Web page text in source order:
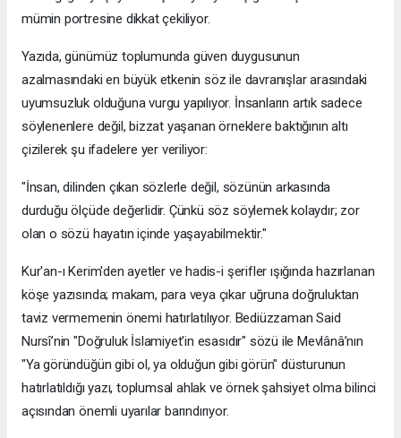
mümin portresine dikkat çekiliyor.
​Yazıda, günümüz toplumunda güven duygusunun
azalmasındaki en büyük etkenin söz ile davranışlar arasındaki
uyumsuzluk olduğuna vurgu yapılıyor. İnsanların artık sadece
söylenenlere değil, bizzat yaşanan örneklere baktığının altı
çizilerek şu ifadelere yer veriliyor:
​"İnsan, dilinden çıkan sözlerle değil, sözünün arkasında
durduğu ölçüde değerlidir. Çünkü söz söylemek kolaydır; zor
olan o sözü hayatın içinde yaşayabilmektir."
​Kur'an-ı Kerim'den ayetler ve hadis-i şerifler ışığında hazırlanan
köşe yazısında; makam, para veya çıkar uğruna doğruluktan
taviz vermemenin önemi hatırlatılıyor. Bediüzzaman Said
Nursî’nin "Doğruluk İslamiyet'in esasıdır" sözü ile Mevlânâ’nın
"Ya göründüğün gibi ol, ya olduğun gibi görün" düsturunun
hatırlatıldığı yazı, toplumsal ahlak ve örnek şahsiyet olma bilinci
açısından önemli uyarılar barındırıyor.